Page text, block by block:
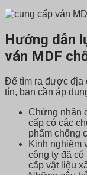
Hướng dẫn
ván MDF
Để tìm ra được địa
tín, bạn cần áp
Chứng nhận
cấp có các
phẩm chống
Kinh nghiệm
công ty đã
cấp vật liệu